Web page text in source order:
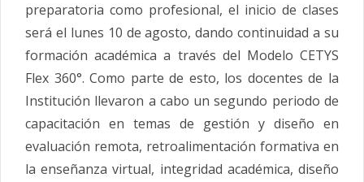
preparatoria como profesional, el inicio de clases
será el lunes 10 de agosto, dando continuidad a su
formación académica a través del Modelo CETYS
Flex 360°. Como parte de esto, los docentes de la
Institución llevaron a cabo un segundo periodo de
capacitación en temas de gestión y diseño en
evaluación remota, retroalimentación formativa en
la enseñanza virtual, integridad académica, diseño